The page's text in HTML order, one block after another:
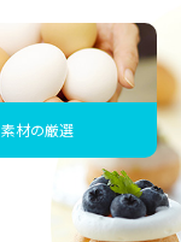
素材の厳選